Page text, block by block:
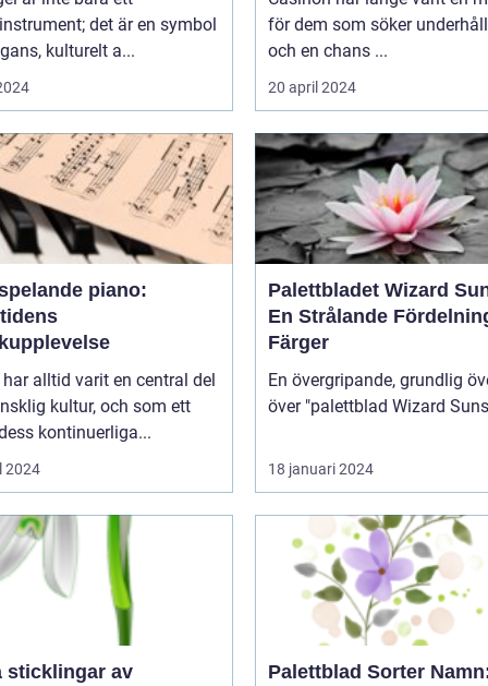
det är en symbol
kulturelt a...
för dem som söker
och en chans ...
20 april 2024
piano:
alltid varit en central del
kultur, och som ett
kontinuerliga...
2024
Palettbladet Wizard
En Strålande
Färger
En övergripande, grundlig
18 januari 2024
sticklingar av
Palettblad Sorter